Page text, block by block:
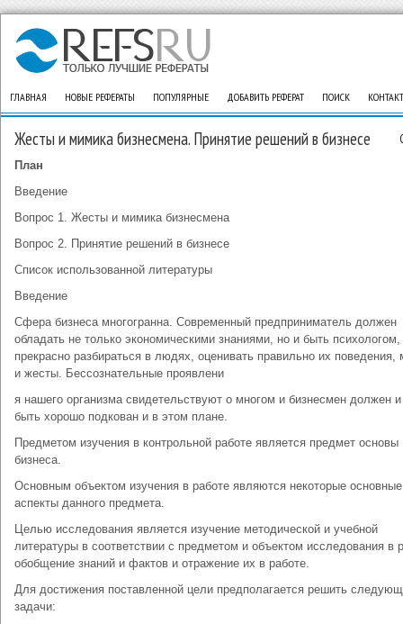
ГЛАВНАЯ НОВЫЕ РЕФЕРАТЫ ПОПУЛЯРНЫЕ ДОБАВИТЬ РЕФЕРАТ ПОИСК
Жесты и мимика бизнесмена. Принятие решений в бизнесе
План
Введение
Вопрос 1. Жесты и мимика бизнесмена
Вопрос 2. Принятие решений в бизнесе
Список использованной литературы
Введение
Сфера бизнеса многогранна. Современный предприниматель должен
обладать не только экономическими знаниями, но и быть психологом,
прекрасно разбираться в людях, оценивать правильно их поведения,
и жесты. Бессознательные проявлени
я нашего организма свидетельствуют о многом и бизнесмен должен
быть хорошо подкован и в этом плане.
Предметом изучения в контрольной работе является предмет основы
бизнеса.
Основным объектом изучения в работе являются некоторые основные
аспекты данного предмета.
Целью исследования является изучение методической и учебной
литературы в соответствии с предметом и объектом исследования в
обобщение знаний и фактов и отражение их в работе.
Для достижения поставленной цели предполагается решить
задачи: